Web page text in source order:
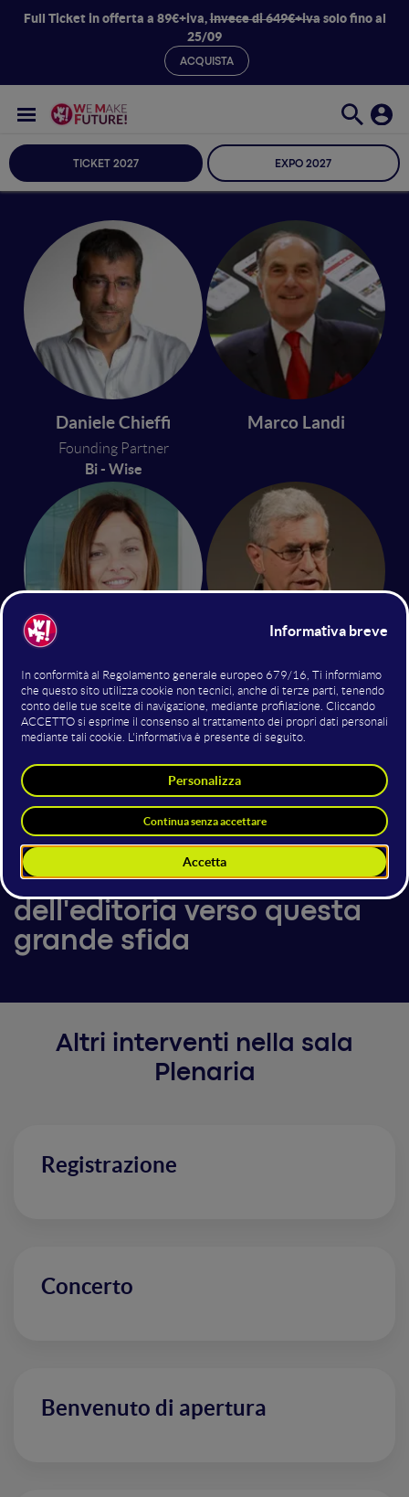
Full Ticket in offerta a 89€+iva,invece di 649€+ivasolo fino al
25/09
ACQUISTA
TICKET 2027 EXPO 2027
Daniele Chieffi
Founding Partner
Bi - Wise
Marco Landi
Stefania Milo
Titolare
Format communication
Roberto Bonzio
9 luglio 2016 13:05 - 13:35
Plenaria
Disruptive Economy:
aziende e mondo
dell'editoria verso questa
grande sfida
Altri interventi nella sala
Plenaria
Registrazione
Concerto
Benvenuto di apertura